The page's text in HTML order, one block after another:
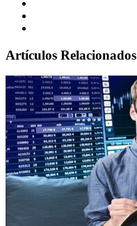
Artículos Relacionados